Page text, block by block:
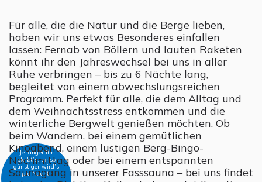
Für alle, die die Natur und die Berge lieben,
haben wir uns etwas Besonderes einfallen
lassen: Fernab von Böllern und lauten Raketen
könnt ihr den Jahreswechsel bei uns in aller
Ruhe verbringen – bis zu 6 Nächte lang,
begleitet von einem abwechslungsreichen
Programm. Perfekt für alle, die dem Alltag und
dem Weihnachtsstress entkommen und die
winterliche Bergwelt genießen möchten. Ob
beim Wandern, bei einem gemütlichen
Kinoabend, einem lustigen Berg-Bingo-
Nachmittag oder bei einem entspannten
Saunagang in unserer Fasssauna – bei uns findet
Je länger ihr
bleibt’s, umso
günstiger wird’s
pro Nacht!